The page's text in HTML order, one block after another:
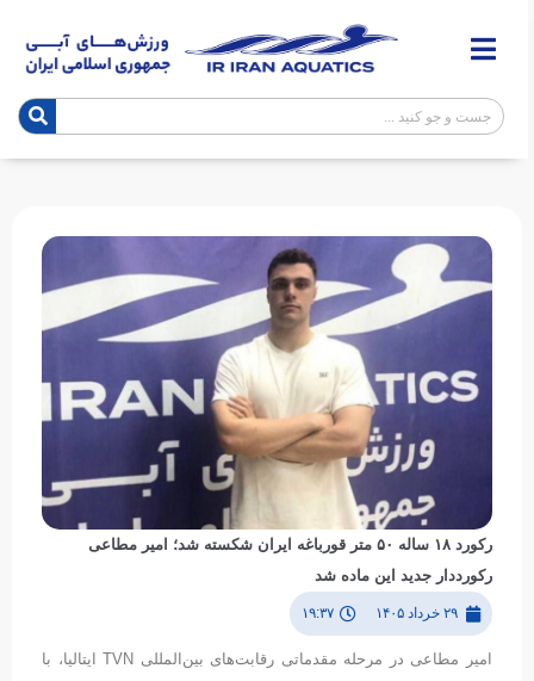
رکورد ۱۸ ساله ۵۰ متر قورباغه ایران شکسته شد؛ امیر مطاعی
رکورددار جدید این ماده شد
۲۹ خرداد ۱۴۰۵ ۱۹:۳۷
امیر مطاعی در مرحله مقدماتی رقابت‌های بین‌المللی TVN ایتالیا، با